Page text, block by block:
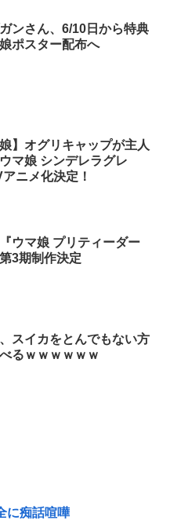
ガンさん、6/10日から特典
ポスター配布へ
娘】オグリキャップが主人
マ娘 シンデレラグレ
ニメ化決定！
ウマ娘 プリティーダー
3期制作決定
スイカをとんでもない方
るｗｗｗｗｗｗ
に痴話喧嘩